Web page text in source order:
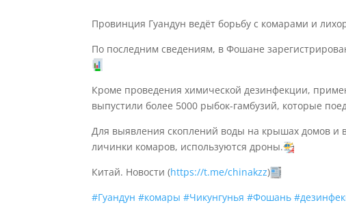
Провинция Гуандун ведёт борьбу с комарами и
По последним сведениям, в Фошане
Кроме проведения химической дезинфекции,
выпустили более 5000 рыбок-гамбузий, которые
Для выявления скоплений воды на крышах домов и
личинки комаров, используются дроны.
Китай. Новости (https://t.me/chinakzz)
#Гуандун #комары #Чикунгунья #Фошань